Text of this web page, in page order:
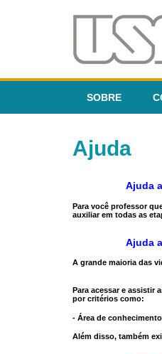
SOBRE
Ajuda
Ajuda
Para você professor
auxiliar em todas as
Ajuda
A grande maioria das
Para acessar e assistir
por critérios como:
- Área de
Além disso, também